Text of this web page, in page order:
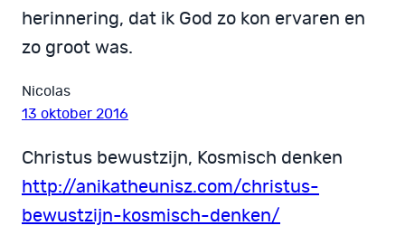
herinnering, dat ik God zo kon ervaren en
zo groot was.
Nicolas
13 oktober 2016
Christus bewustzijn, Kosmisch denken
http://anikatheunisz.com/christus-
bewustzijn-kosmisch-denken/